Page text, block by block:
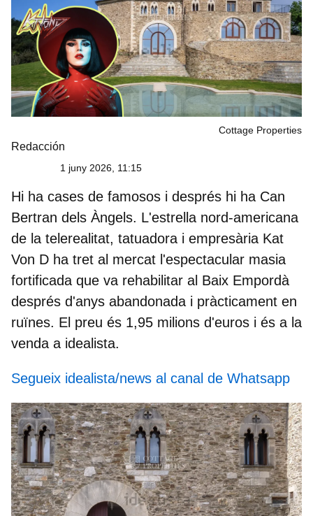
Cottage Properties
Redacción
1 juny 2026, 11:15
Hi ha cases de famosos i després hi ha Can
Bertran dels Àngels. L'estrella nord-americana
de la telerealitat, tatuadora i empresària Kat
Von D ha tret al mercat l'espectacular masia
fortificada que va rehabilitar al Baix Empordà
després d'anys abandonada i pràcticament en
ruïnes. El preu és 1,95 milions d'euros i és a la
venda a idealista.
Segueix idealista/news al canal de Whatsapp